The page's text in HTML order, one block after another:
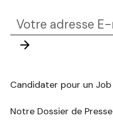
Votre
adresse
E-
Envoyer
Candidater pour un Job
Notre Dossier de Presse